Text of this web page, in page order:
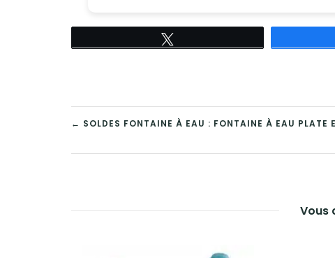
NAVIGATION
DE
← SOLDES FONTAINE À EAU : FONTAINE À EAU PLATE
Vous